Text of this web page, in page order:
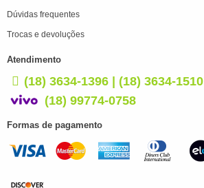
Dúvidas frequentes
Trocas e devoluções
Atendimento
(18) 3634-1396 | (18) 3634-1510
(18) 99774-0758
Formas de pagamento